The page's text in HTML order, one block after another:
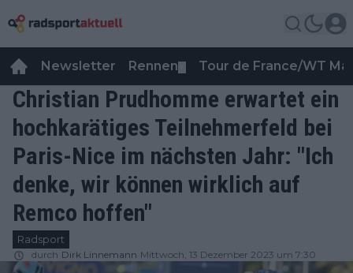
Newsletter Rennen Tour de France/WT
Christian Prudhomme erwartet ein
hochkarätiges Teilnehmerfeld bei
Paris-Nice im nächsten Jahr: "Ich
denke, wir können wirklich auf
Remco hoffen"
Radsport
durch Dirk Linnemann Mittwoch, 13 Dezember 2023 um 7:30